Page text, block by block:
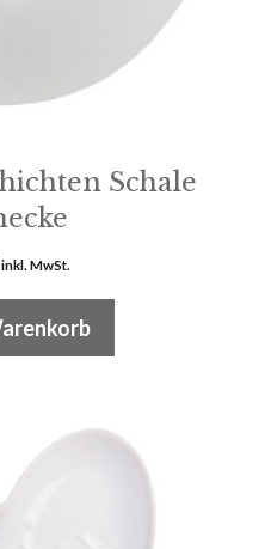
Schale
inkl. MwSt.